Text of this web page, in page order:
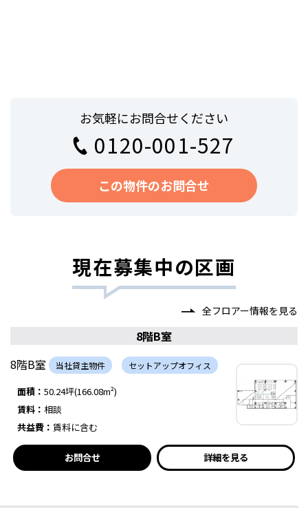
お気軽にお問合せください
0120-001-527
この物件のお問合せ
現在募集中の区画
全フロアー情報を見る
8階B室
8階B室
当社貸主物件 セットアップオフィス
面積： 50.24坪(166.08m²)
賃料： 相談
共益費： 賃料に含む
お問合せ 詳細を見る